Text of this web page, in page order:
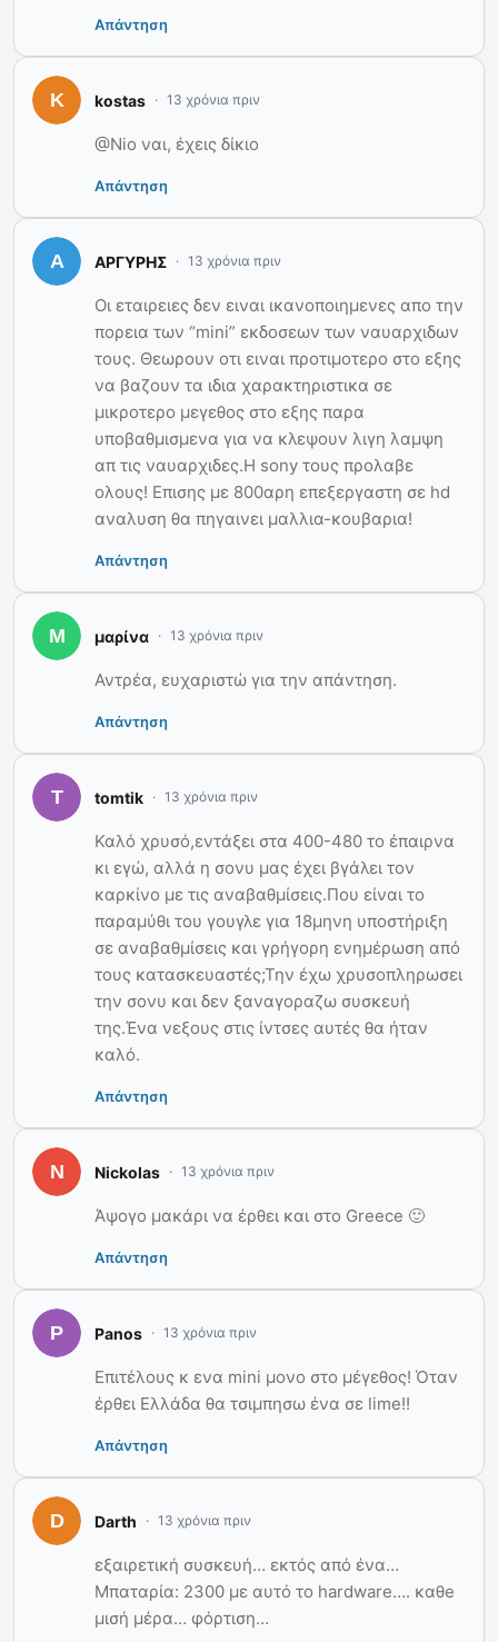
Απάντηση
kostas 13 χρόνια πριν
@Nio ναι, έχεις δίκιο
Απάντηση
ΑΡΓΥΡΗΣ 13 χρόνια πριν
Οι εταιρειες δεν ειναι ικανοποιημενες απο την
πορεια των “mini” εκδοσεων των ναυαρχιδων
τους. Θεωρουν οτι ειναι προτιμοτερο στο εξης
να βαζουν τα ιδια χαρακτηριστικα σε
μικροτερο μεγεθος στο εξης παρα
υποβαθμισμενα για να κλεψουν λιγη λαμψη
απ τις ναυαρχιδες.Η sony τους προλαβε
ολους! Επισης με 800αρη επεξεργαστη σε hd
αναλυση θα πηγαινει μαλλια-κουβαρια!
Απάντηση
μαρίνα 13 χρόνια πριν
Αντρέα, ευχαριστώ για την απάντηση.
Απάντηση
tomtik 13 χρόνια πριν
Καλό χρυσό,εντάξει στα 400-480 το έπαιρνα
κι εγώ, αλλά η σονυ μας έχει βγάλει τον
καρκίνο με τις αναβαθμίσεις.Που είναι το
παραμύθι του γουγλε για 18μηνη υποστήριξη
σε αναβαθμίσεις και γρήγορη ενημέρωση από
τους κατασκευαστές;Την έχω χρυσοπληρωσει
την σονυ και δεν ξαναγοραζω συσκευή
της.Ένα νεξους στις ίντσες αυτές θα ήταν
καλό.
Απάντηση
Nickolas 13 χρόνια πριν
Άψογο μακάρι να έρθει και στο Greece 🙂
Απάντηση
Panos 13 χρόνια πριν
Επιτέλους κ ενα mini μονο στο μέγεθος! Όταν
έρθει Ελλάδα θα τσιμπησω ένα σε lime!!
Απάντηση
Darth 13 χρόνια πριν
εξαιρετική συσκευή… εκτός από ένα…
Μπαταρία: 2300 με αυτό το hardware…. καθe
μισή μέρα… φόρτιση…